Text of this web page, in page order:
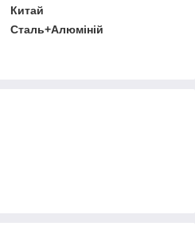
Китай
Сталь+Алюміній